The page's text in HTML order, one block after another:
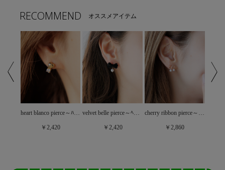
RECOMMEND オススメアイテム
heart blanco pierce～ﾊｰﾄﾌﾞﾗﾝｺﾋﾟｱｽ
￥2,420
velvet belle pierce～ﾍﾞﾙﾍﾞｯﾄﾍﾞﾙﾋﾟｱｽ
￥2,420
cherry ribbon pierce～ﾁｪﾘｰﾘﾎﾞﾝﾋﾟｱｽ
￥2,860